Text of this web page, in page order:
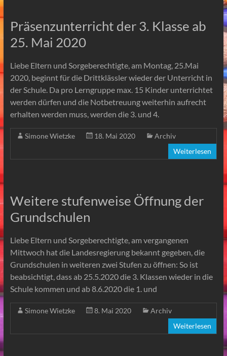
Präsenzunterricht der 3. Klasse ab
25. Mai 2020
Liebe Eltern und Sorgeberechtigte, am Montag, 25.Mai
2020, beginnt für die Drittklässler wieder der Unterricht in
der Schule. Da pro Lerngruppe max. 15 Kinder unterrichtet
werden dürfen und die Notbetreuung weiterhin aufrecht
erhalten werden muss, werden die 3. und 4.
Simone Wietzke 18. Mai 2020
Archiv
Weiterlesen
Weitere stufenweise Öffnung der
Grundschulen
Liebe Eltern und Sorgeberechtigte, am vergangenen
Mittwoch hat die Landesregierung bekannt gegeben, die
Grundschulen in weiteren zwei Stufen zu öffnen: So ist
beabsichtigt, dass ab 25.5.2020 die 3. Klassen wieder in die
Schule kommen und ab 8.6.2020 die 1. und
Simone Wietzke 8. Mai 2020
Archiv
Weiterlesen